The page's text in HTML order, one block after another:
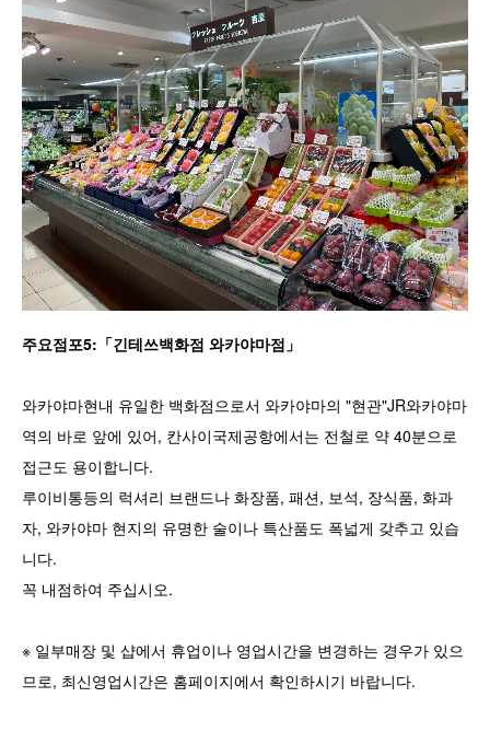
주요점포5:「긴테쓰백화점 와카야마점」
와카야마현내 유일한 백화점으로서 와카야마의 "현관"JR와카야마
역의 바로 앞에 있어, 칸사이국제공항에서는 전철로 약 40분으로
접근도 용이합니다.
루이비통등의 럭셔리 브랜드나 화장품, 패션, 보석, 장식품, 화과
자, 와카야마 현지의 유명한 술이나 특산품도 폭넓게 갖추고 있습
니다.
꼭 내점하여 주십시오.
※ 일부매장 및 샵에서 휴업이나 영업시간을 변경하는 경우가 있으
므로, 최신영업시간은 홈페이지에서 확인하시기 바랍니다.